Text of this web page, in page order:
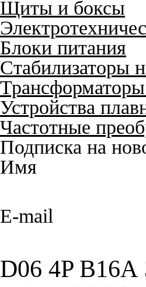
Щиты и боксы
Блоки питания
Стабилизаторы
Трансформаторы
Устройства
Частотные
Подписка на
Имя
E-mail
D06 4P